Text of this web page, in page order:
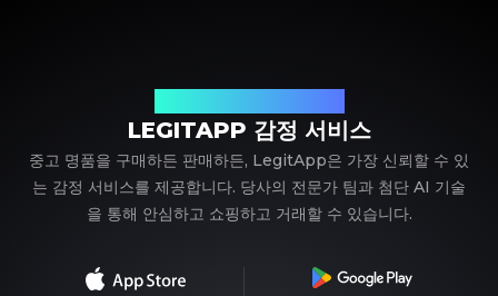
LEGITAPP 감정 서비스
중고 명품을 구매하든 판매하든, LegitApp은 가장 신뢰할 수 있
는 감정 서비스를 제공합니다. 당사의 전문가 팀과 첨단 AI 기술
을 통해 안심하고 쇼핑하고 거래할 수 있습니다.